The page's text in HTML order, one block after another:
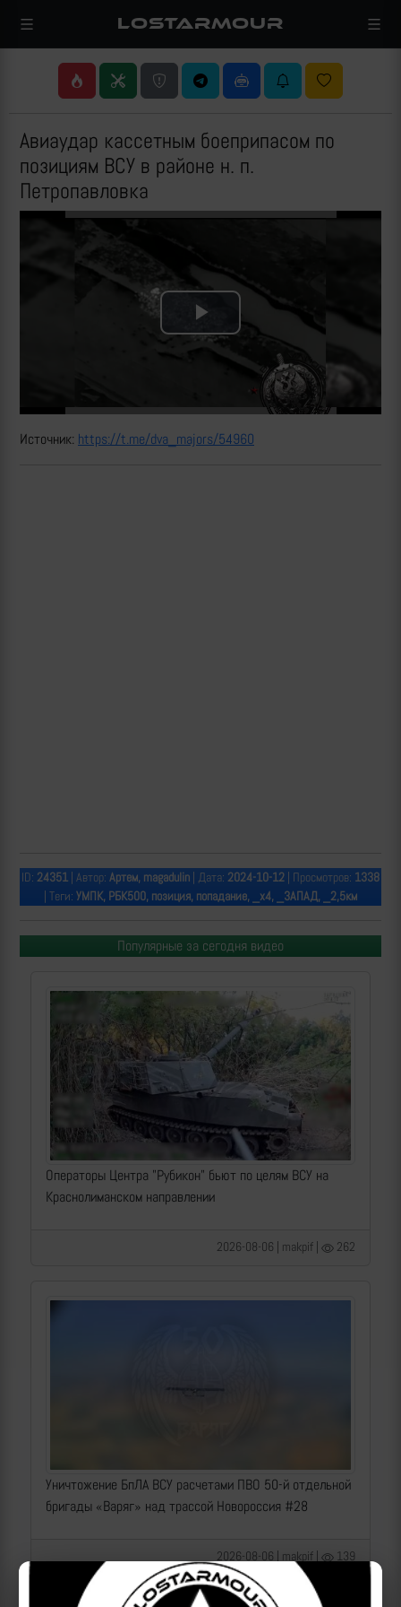
LOSTARMOUR
Авиаудар кассетным боеприпасом по
позициям ВСУ в районе н. п.
Петропавловка
Play
Video
Источник: https://t.me/dva_majors/54960
ID: 24351 | Автор: Артем, magadulin | Дата: 2024-10-12 | Просмотров: 1338
| Теги: УМПК, РБК500, позиция, попадание, _х4, _ЗАПАД, _2,5км
Популярные за сегодня видео
Операторы Центра "Рубикон" бьют по целям ВСУ на
Краснолиманском направлении
2026-08-06 | makpif | 262
Уничтожение БпЛА ВСУ расчетами ПВО 50-й отдельной
бригады «Варяг» над трассой Новороссия #28
2026-08-06 | makpif | 139